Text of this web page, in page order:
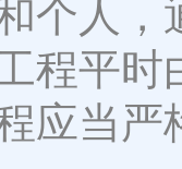
个人
程平时
应当